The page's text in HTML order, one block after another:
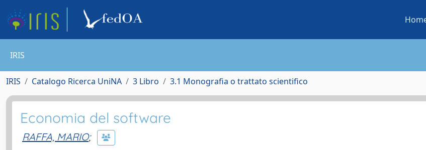
IRIS
IRIS Catalogo Ricerca UniNA 3 Libro 3.1 Monografia o trattato scientifico
Economia del software
RAFFA, MARIO;